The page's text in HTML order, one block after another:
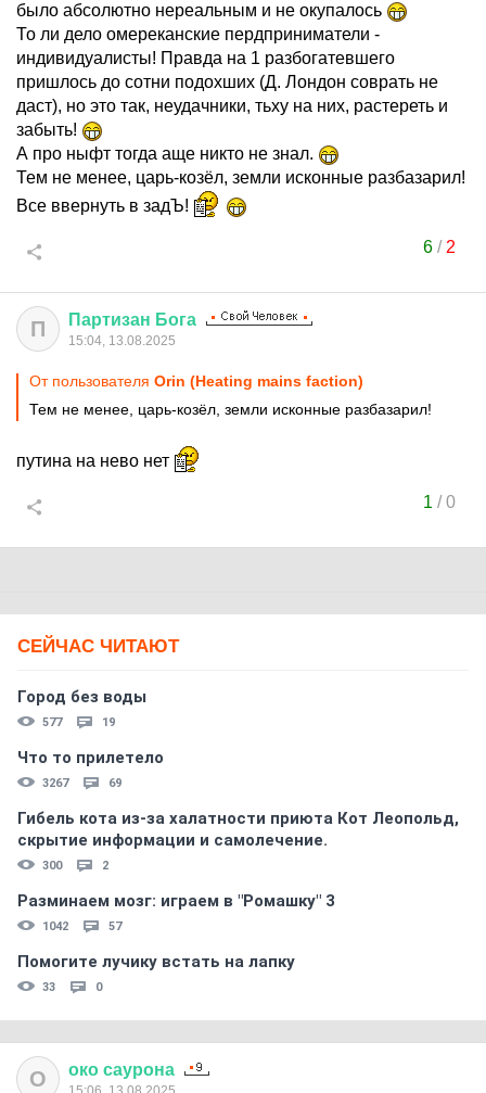
было абсолютно нереальным и не окупалось
То ли дело омереканские пердприниматели -
индивидуалисты! Правда на 1 разбогатевшего
пришлось до сотни подохших (Д. Лондон соврать не
даст), но это так, неудачники, тьху на них, растереть и
забыть!
А про ныфт тогда аще никто не знал.
Тем не менее, царь-козёл, земли исконные разбазарил!
Все ввернуть в задЪ!
6/ 2
П Партизан Бога
15:04, 13.08.2025
От пользователя Orin (Heating mains faction)
Тем не менее, царь-козёл, земли исконные разбазарил!
путина на нево нет
1 /0
СЕЙЧАС ЧИТАЮТ
Город без воды
577 19
Что то прилетело
3267 69
Гибель кота из-за халатности приюта Кот Леопольд,
скрытиe информации и самолечение.
300 2
Разминаем мозг: играем в "Ромашку" 3
1042 57
Помогите лучику встать на лапку
33 0
О око саурона